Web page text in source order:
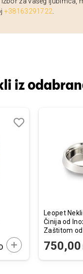
+38163291722
iz
DODAJTE U KORPU
Leopet
Činija od
Zaštitom
750,00